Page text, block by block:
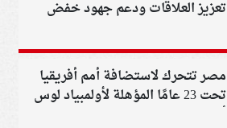
تعزيز العلاقات ودعم جهود خفض
مصر تتحرك لاستضافة أمم أفريقيا
تحت 23 عامًا المؤهلة لأولمبياد لوس
أنجلوس 2028